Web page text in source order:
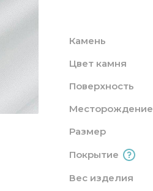
Камень
Цвет камня
Поверхность
Месторождение
Размер
Покрытие
Вес изделия